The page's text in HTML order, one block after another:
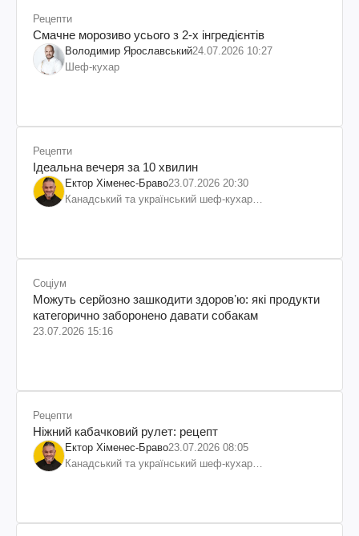
Рецепти
Смачне морозиво усього з 2-х інгредієнтів
Володимир Ярославський24.07.2026 10:27
Шеф-кухар
Рецепти
Ідеальна вечеря за 10 хвилин
Ектор Хіменес-Браво23.07.2026 20:30
Канадський та український шеф-кухар
Соціум
Можуть серйозно зашкодити здоровʼю: які продукти
категорично заборонено давати собакам
23.07.2026 15:16
Рецепти
Ніжний кабачковий рулет: рецепт
Ектор Хіменес-Браво23.07.2026 08:05
Канадський та український шеф-кухар